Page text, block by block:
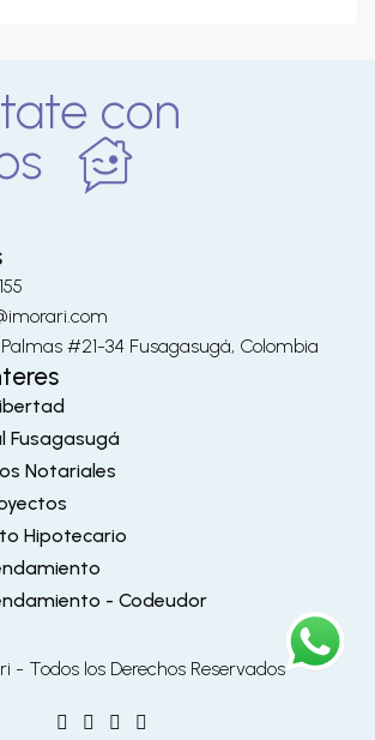
con
Palmas #21-34 Fusagasugá, Colombia
Fusagasugá
Notariales
Hipotecario
- Codeudor
- Todos los Derechos Reservados